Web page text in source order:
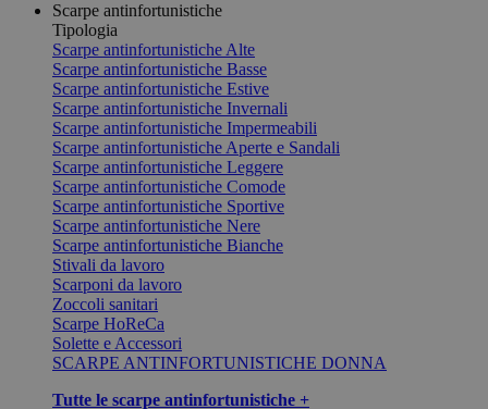
Scarpe antinfortunistiche
Tipologia
Scarpe antinfortunistiche Alte
Scarpe antinfortunistiche Basse
Scarpe antinfortunistiche Estive
Scarpe antinfortunistiche Invernali
Scarpe antinfortunistiche Impermeabili
Scarpe antinfortunistiche Aperte e Sandali
Scarpe antinfortunistiche Leggere
Scarpe antinfortunistiche Comode
Scarpe antinfortunistiche Sportive
Scarpe antinfortunistiche Nere
Scarpe antinfortunistiche Bianche
Stivali da lavoro
Scarponi da lavoro
Zoccoli sanitari
Scarpe HoReCa
Solette e Accessori
SCARPE ANTINFORTUNISTICHE DONNA
Tutte le scarpe antinfortunistiche +